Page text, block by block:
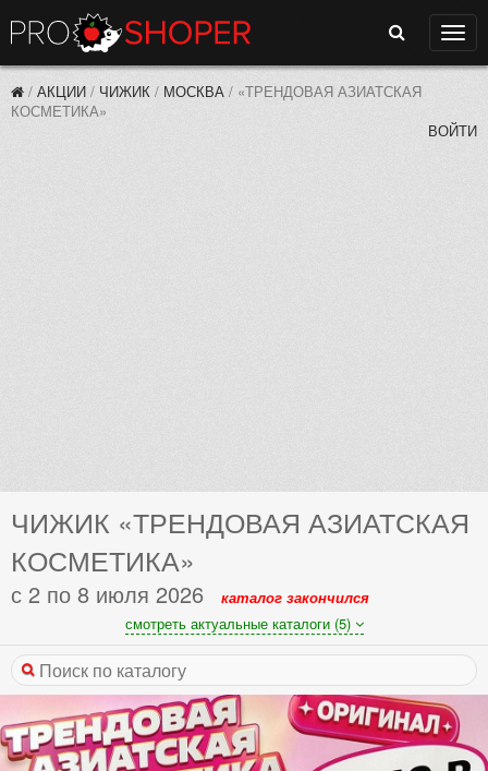
Поиск
/ АКЦИИ / ЧИЖИК / МОСКВА / «ТРЕНДОВАЯ АЗИАТСКАЯ
КОСМЕТИКА»
ВОЙТИ
ЧИЖИК «ТРЕНДОВАЯ АЗИАТСКАЯ
КОСМЕТИКА»
с 2 по 8 июля 2026
каталог закончился
смотреть актуальные каталоги (5)